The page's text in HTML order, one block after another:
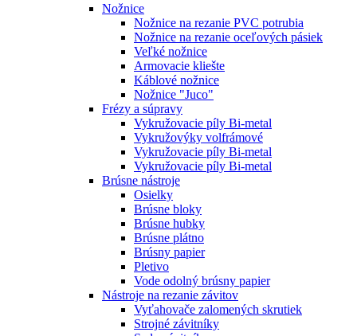
Nožnice
Nožnice na rezanie PVC potrubia
Nožnice na rezanie oceľových pásiek
Veľké nožnice
Armovacie kliešte
Káblové nožnice
Nožnice "Juco"
Frézy a súpravy
Vykružovacie píly Bi-metal
Vykružovýky volfrámové
Vykružovacie píly Bi-metal
Vykružovacie píly Bi-metal
Brúsne nástroje
Osielky
Brúsne bloky
Brúsne hubky
Brúsne plátno
Brúsny papier
Pletivo
Vode odolný brúsny papier
Nástroje na rezanie závitov
Vyťahovače zalomených skrutiek
Strojné závitníky